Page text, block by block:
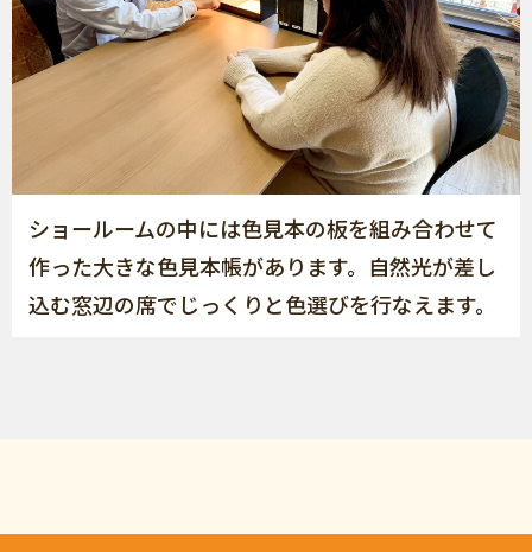
ショールームの中には色見本の板を組み合わせて
作った大きな色見本帳があります。自然光が差し
込む窓辺の席でじっくりと色選びを行なえます。